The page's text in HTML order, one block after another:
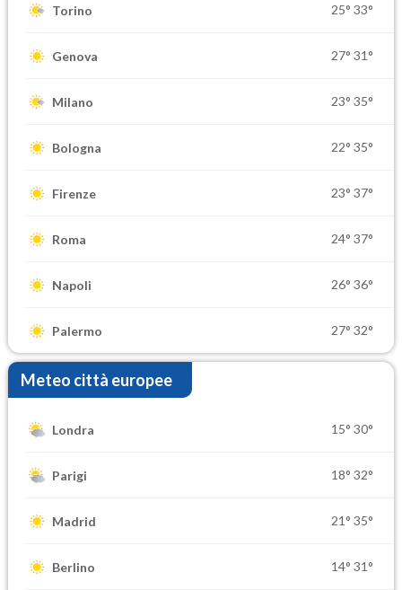
Torino 25° 33°
Genova 27° 31°
Milano 23° 35°
Bologna 22° 35°
Firenze 23° 37°
Roma 24° 37°
Napoli 26° 36°
Palermo 27° 32°
Meteo città europee
Londra 15° 30°
Parigi 18° 32°
Madrid 21° 35°
Berlino 14° 31°